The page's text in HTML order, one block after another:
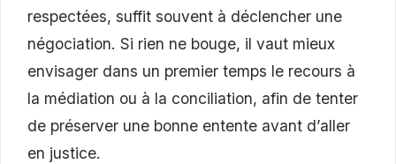
respectées, suffit souvent à déclencher une
négociation. Si rien ne bouge, il vaut mieux
envisager dans un premier temps le recours à
la médiation ou à la conciliation, afin de tenter
de préserver une bonne entente avant d’aller
en justice.